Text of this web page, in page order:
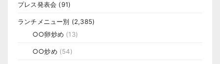
プレス発表会 (91)
ランチメニュー別 (2,385)
○○卵炒め (13)
○○炒め (54)